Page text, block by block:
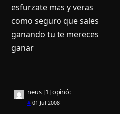
esfurzate mas y veras
como seguro que sales
ganando tu te mereces
ganar
neus [1]opinó:
#01 Jul 2008